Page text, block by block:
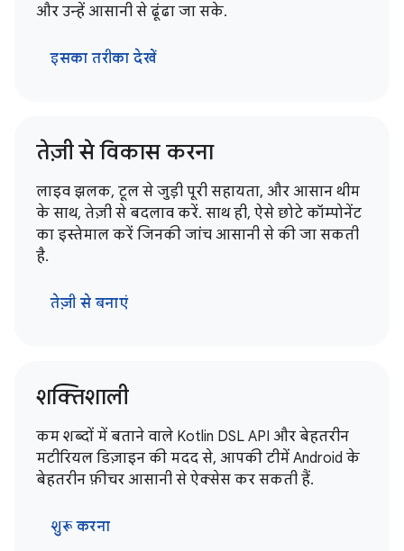
और उन्हें आसानी से ढूंढा जा सके.
इसका तरीका देखें
तेज़ी से विकास करना
लाइव झलक, टूल से जुड़ी पूरी सहायता, और आसान थीम
के साथ, तेज़ी से बदलाव करें. साथ ही, ऐसे छोटे कॉम्पोनेंट
का इस्तेमाल करें जिनकी जांच आसानी से की जा सकती
है.
तेज़ी से बनाएं
शक्तिशाली
कम शब्दों में बताने वाले Kotlin DSL API और बेहतरीन
मटीरियल डिज़ाइन की मदद से, आपकी टीमें Android के
बेहतरीन फ़ीचर आसानी से ऐक्सेस कर सकती हैं.
शुरू करना